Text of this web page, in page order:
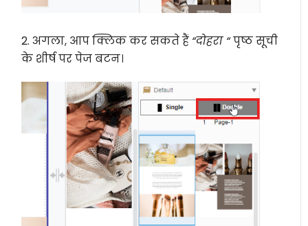
2. अगला, आप क्लिक कर सकते हैं “दोहरा “पृष्ठ सूची
के शीर्ष पर पेज बटन।